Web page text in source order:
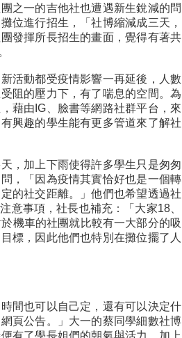
之一的吉他社也遭遇新生銳減的問
位進行招生，「社博縮減成三天，
發揮所長招生的畫面，覺得有著共
活動都受疫情影響一再延後，人數
阻的壓力下，有了喘息的空間。為
藉由IG、臉書等網路社群平台，來
興趣的學生能有更多管道來了解社
，加上下雨使得許多學生只是匆匆
，「因為疫情其實恰好也是一個轉
的社交距離。」他們也希望透過社
意事項，社長也補充：「大家18、
機車的社團就比較有一大部分的吸
標，因此他們也特別在攤位擺了人
間也可以自己定，還有可以決定什
頁公告。」大一的蔡同學細數社博
有了學長姐們的朝氣與活力，加上